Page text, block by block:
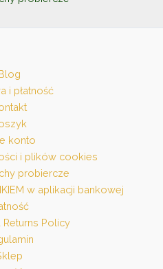
i płatność
konto
i plików cookies
probiercze
w aplikacji bankowej
Returns Policy